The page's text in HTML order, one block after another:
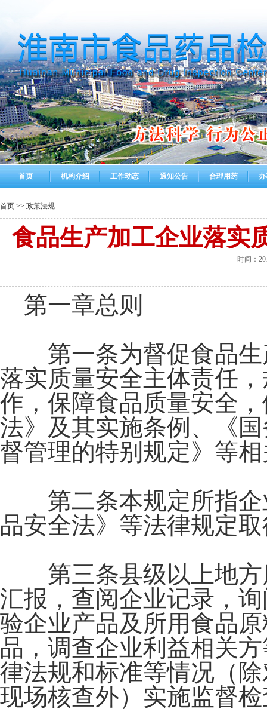
首页 机构介绍 工作动态 通知公告 合理用药
首页 >> 政策法规
食品生产加工企业落实
时间：
第一章总则
第一条为督促食品生
落实质量安全主体责任
作，保障食品质量安全
法》及其实施条例、《
督管理的特别规定》等
第二条本规定所指企
品安全法》等法律规定
第三条县级以上地方
汇报，查阅企业记录，
验企业产品及所用食品
品，调查企业利益相关
律法规和标准等情况（
现场核查外）实施监督